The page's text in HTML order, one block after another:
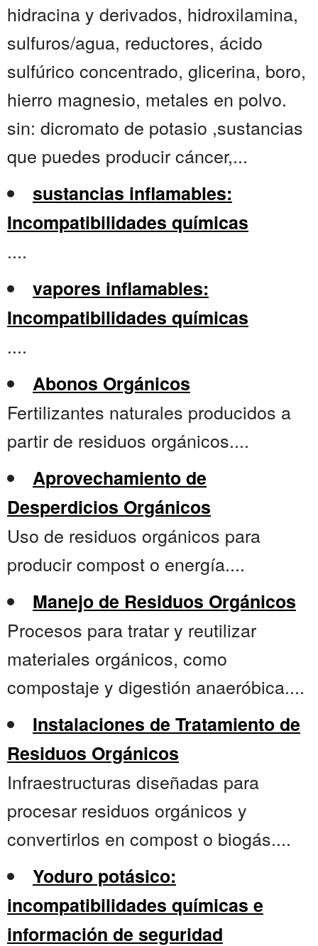
hidracina y derivados, hidroxilamina,
sulfuros/agua, reductores, ácido
sulfúrico concentrado, glicerina, boro,
hierro magnesio, metales en polvo.
sin: dicromato de potasio ,sustancias
que puedes producir cáncer,...
sustancias inflamables:
Incompatibilidades químicas
....
vapores inflamables:
Incompatibilidades químicas
....
Abonos Orgánicos
Fertilizantes naturales producidos a
partir de residuos orgánicos....
Aprovechamiento de
Desperdicios Orgánicos
Uso de residuos orgánicos para
producir compost o energía....
Manejo de Residuos Orgánicos
Procesos para tratar y reutilizar
materiales orgánicos, como
compostaje y digestión anaeróbica....
Instalaciones de Tratamiento de
Residuos Orgánicos
Infraestructuras diseñadas para
procesar residuos orgánicos y
convertirlos en compost o biogás....
Yoduro potásico:
incompatibilidades químicas e
información de seguridad